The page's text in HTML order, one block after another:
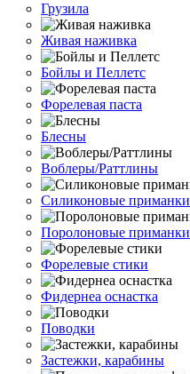
Грузила
Живая наживка
Бойлы и Пеллетс
Форелевая паста
Блесны
Воблеры/Раттлины
Силиконовые приманки
Поролоновые приманки
Форелевые стики
Фидернеа оснастка
Поводки
Застежки, карабины